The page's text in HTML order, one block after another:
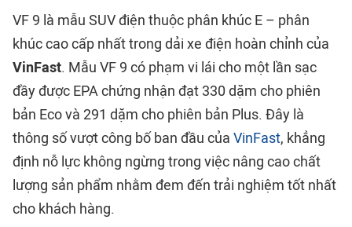
VF 9 là mẫu SUV điện thuộc phân khúc E – phân
khúc cao cấp nhất trong dải xe điện hoàn chỉnh của
VinFast. Mẫu VF 9 có phạm vi lái cho một lần sạc
đầy được EPA chứng nhận đạt 330 dặm cho phiên
bản Eco và 291 dặm cho phiên bản Plus. Đây là
thông số vượt công bố ban đầu của VinFast, khẳng
định nỗ lực không ngừng trong việc nâng cao chất
lượng sản phẩm nhằm đem đến trải nghiệm tốt nhất
cho khách hàng.